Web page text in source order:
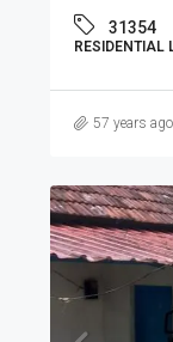
31354
RESIDENTIAL
57 years ago